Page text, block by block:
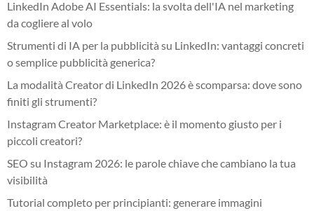
LinkedIn Adobe AI Essentials: la svolta dell'IA nel marketing
da cogliere al volo
Strumenti di IA per la pubblicità su LinkedIn: vantaggi concreti
o semplice pubblicità generica?
La modalità Creator di LinkedIn 2026 è scomparsa: dove sono
finiti gli strumenti?
Instagram Creator Marketplace: è il momento giusto per i
piccoli creatori?
SEO su Instagram 2026: le parole chiave che cambiano la tua
visibilità
Tutorial completo per principianti: generare immagini